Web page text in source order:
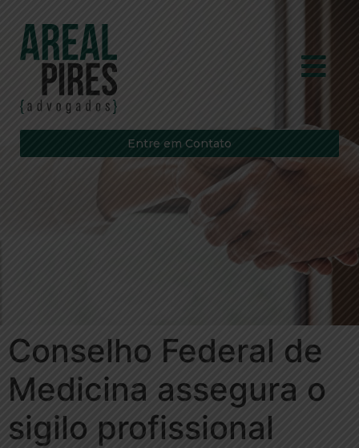
Entre em Contato
Conselho Federal de
Medicina assegura o
sigilo profissional